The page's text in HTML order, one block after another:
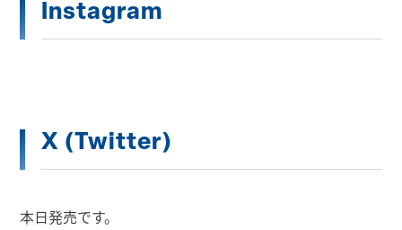
Instagram
X (Twitter)
本日発売です。